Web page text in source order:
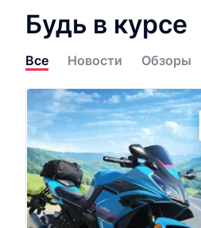
Будь в курсе
Все Новости Обзоры